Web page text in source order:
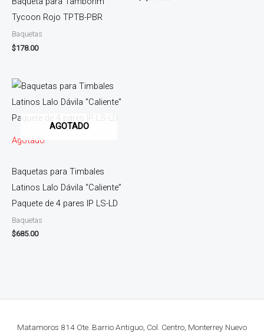
Tycoon Rojo TPTB-PBR
Baquetas
$178.00
AGOTADO
Agotado
Baquetas para Timbales
Latinos Lalo Dávila “Caliente”
Paquete de 4 pares IP LS-LD
Baquetas
$685.00
Matamoros 814 Ote. Barrio Antiguo, Col. Centro, Monterrey Nuevo